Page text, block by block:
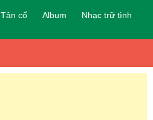
Tân cổ Album Nhạc trữ tình